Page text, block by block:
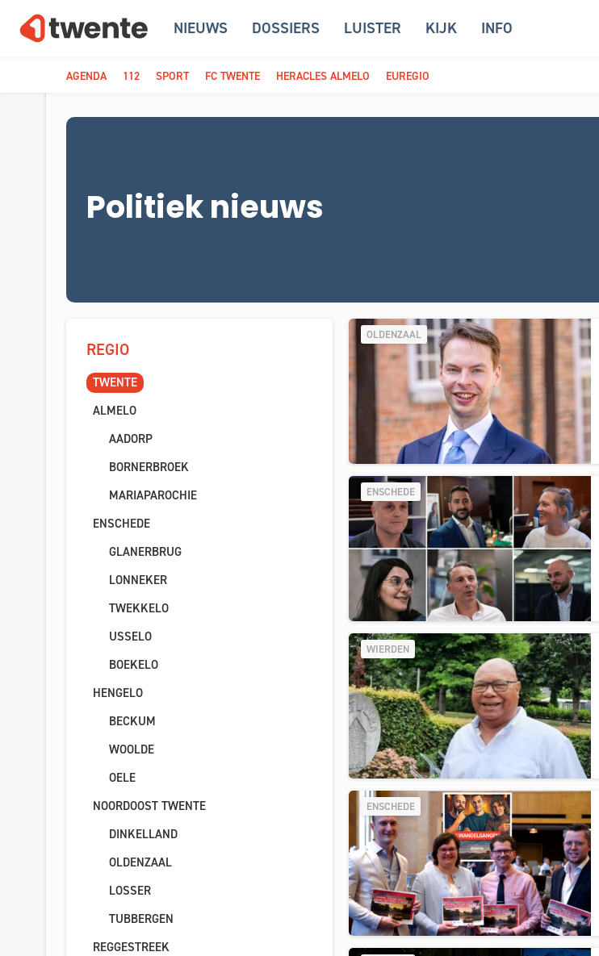
NIEUWS DOSSIERS LUISTER KIJK INFO
AGENDA 112 SPORT FC TWENTE HERACLES ALMELO EUREGIO
Politiek nieuws
REGIO
TWENTE
ALMELO
AADORP
BORNERBROEK
MARIAPAROCHIE
ENSCHEDE
GLANERBRUG
LONNEKER
TWEKKELO
USSELO
BOEKELO
HENGELO
BECKUM
WOOLDE
OELE
NOORDOOST TWENTE
DINKELLAND
OLDENZAAL
LOSSER
TUBBERGEN
REGGESTREEK
OLDENZAAL
ENSCHEDE
WIERDEN
ENSCHEDE